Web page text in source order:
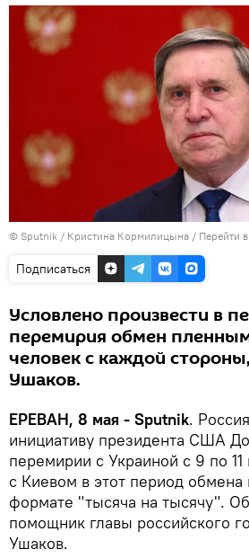
© Sputnik / Кристина Кормилицына / Перейти
Подписаться
Условлено произвести в
перемирия обмен
человек с каждой
Ушаков.
ЕРЕВАН, 8 мая - Sputnik.
инициативу президента США
перемирии с Украиной с 9 по
с Киевом в этот период
формате "тысяча на тысячу".
помощник главы российского
Ушаков.